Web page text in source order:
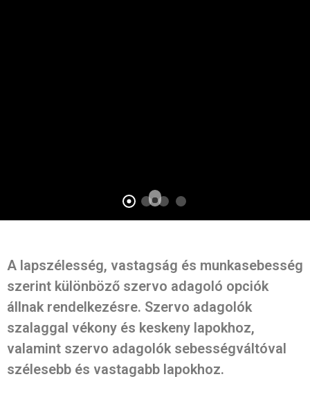
A lapszélesség, vastagság és munkasebesség
szerint különböző szervo adagoló opciók
állnak rendelkezésre. Szervo adagolók
szalaggal vékony és keskeny lapokhoz,
valamint szervo adagolók sebességváltóval
szélesebb és vastagabb lapokhoz.